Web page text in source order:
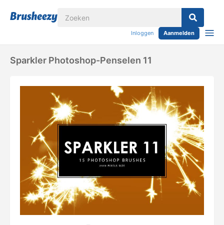
Inloggen Aanmelden
Sparkler Photoshop-Penselen 11